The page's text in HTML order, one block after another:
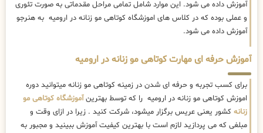
آموزش داده می شود. این موارد شامل تمامی مراحل مقدماتی به صورت تئوری
و عملی بوده که در کلاس های اموزشگاه کوتاهی مو زنانه در ارومیه به هنرجو
آموزش داده می شود.
آموزش حرفه ای مهارت کوتاهی مو زنانه در ارومیه
برای کسب تجربه و حرفه ای شدن در زمینه کوتاهی مو زنانه میتوانید دوره
اموزش کوتاهی مو زنانه در ارومیه را که توسط بهترینآموزشگاه کوتاهی مو
زنانه کشور یعنی عریس برگزار میشود، شرکت کنید . زیرا در ازای وقت و
مبلغی که می پردازید لازم است با بهترین کیفیت آموزش ببینید و مجبور به